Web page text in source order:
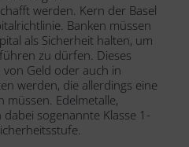
werden. Kern der Basel
Banken müssen
als Sicherheit halten, um
zu dürfen. Dieses
von Geld oder auch in
werden, die allerdings eine
müssen. Edelmetalle,
sogenannte Klasse 1-